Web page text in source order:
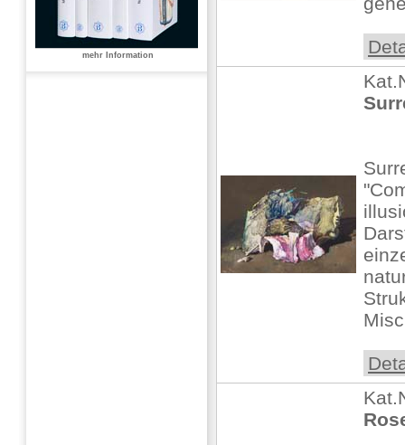
mehr Information